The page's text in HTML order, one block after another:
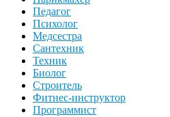
Педагог
Психолог
Медсестра
Сантехник
Техник
Биолог
Строитель
Фитнес-инструктор
Программист